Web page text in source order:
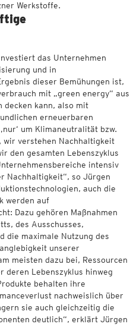
Werkstoffe.
das Unternehmen
und in
dieser Bemühungen ist,
mit „green energy“ aus
decken kann, also mit
erneuerbaren
um Klimaneutralität bzw.
wir verstehen Nachhaltigkeit
den gesamten Lebenszyklus
intensiv
Nachhaltigkeit“, so Jürgen
auch die
werden auf
Dazu gehören Maßnahmen
des Ausschusses,
die maximale Nutzung des
unserer
meisten dazu bei, Ressourcen
deren Lebenszyklus hinweg
behalten ihre
nachweislich über
sie auch gleichzeitig die
deutlich“, erklärt Jürgen